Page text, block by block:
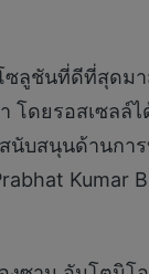
ซลูชันที่ดีที่สุด
ดยรอสเซลล์
บสนุนด้านกา
Kumar